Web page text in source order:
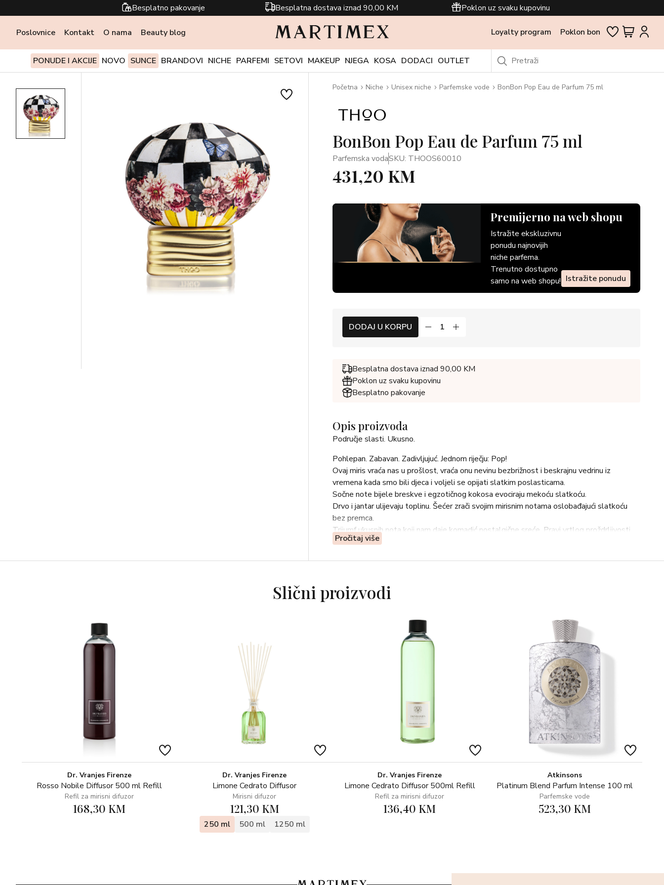
Besplatno pakovanje Besplatna dostava iznad 90,00 KM Poklon uz svaku kupovinu
Poslovnice Kontakt O nama Beauty blog Loyalty program Poklon bon
PONUDE I AKCIJE NOVO SUNCE BRANDOVI NICHE PARFEMI SETOVI MAKEUP NJEGA KOSA DODACI OUTLET
Početna Niche Unisex niche Parfemske vode BonBon Pop Eau de Parfum 75 ml
BonBon Pop Eau de Parfum 75 ml
Parfemska vodaSKU: THOOS60010
431,20 KM
Premijerno na web shopu
Istražite ekskluzivnu
ponudu najnovijih
niche parfema.
Trenutno dostupno
samo na web shopu! Istražite ponudu
DODAJ U KORPU
Besplatna dostava iznad 90,00 KM
Poklon uz svaku kupovinu
Besplatno pakovanje
Opis proizvoda
Područje slasti. Ukusno.
Pohlepan. Zabavan. Zadivljujuć. Jednom riječju: Pop!
Ovaj miris vraća nas u prošlost, vraća onu nevinu bezbrižnost i beskrajnu vedrinu iz
vremena kada smo bili djeca i voljeli se opijati slatkim poslasticama.
Sočne note bijele breskve i egzotičnog kokosa evociraju mekoću slatkoću.
Drvo i jantar ulijevaju toplinu. Šećer zrači svojim mirisnim notama oslobađajući slatkoću
bez premca.
Trijumf ukusnih nota koji nam daje komadić nostalgične sreće. Pravi vrtlog proždrljivosti
koji nas obavija slatkim i intrigantnim zagrljajem.
GORNJE NOTE: BERGAMOT, BIJELA BRESKVA , KOKOS
BAZNE NOTE: SMEĐI ŠEĆER, NOTE DRVA, SUHI JANTAR, MOŠUS
Parfumer: DOUGLAS MOREL
Pročitaj više
Slični proizvodi
Dr. Vranjes Firenze
Rosso Nobile Diffusor 500 ml Refill
Refil za mirisni difuzor
168,30 KM
Dr. Vranjes Firenze
Limone Cedrato Diffusor
Mirisni difuzor
121,30 KM
250 ml 500 ml 1250 ml
Dr. Vranjes Firenze
Limone Cedrato Diffusor 500ml Refill
Refil za mirisni difuzor
136,40 KM
Atkinsons
Platinum Blend Parfum Intense 100 ml
Parfemske vode
523,30 KM